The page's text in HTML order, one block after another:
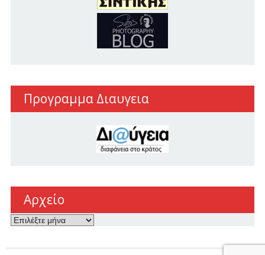
Προγραμμα Διαυγεια
Αρχείο
Αρχείο